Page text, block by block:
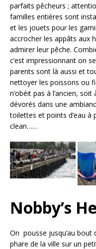
parfaits pêcheurs ;
familles entières sont
et les jouets pour les
accrocher les appâts aux
admirer leur pêche.
c’est impressionnant on
parents sont là aussi et
nettoyer les poissons ou
n’obéit pas à l’ancien,
dévorés dans une
toilettes et points d’eau
clean……
Nobby’s
On pousse jusqu’au bout
phare de la ville sur un